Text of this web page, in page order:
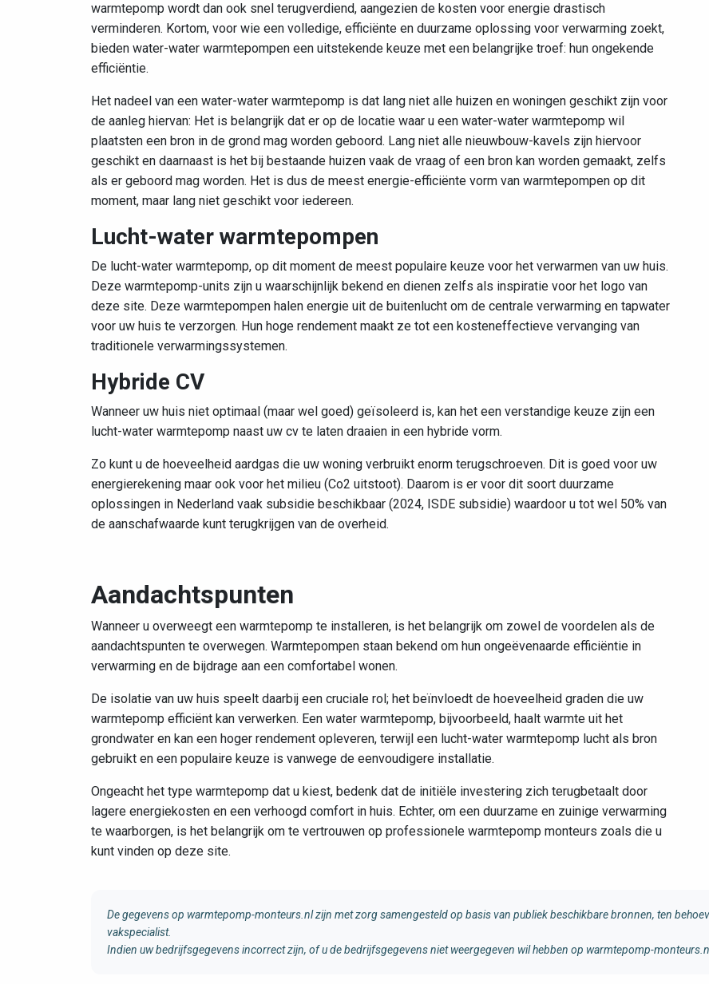
warmtepomp wordt dan ook snel terugverdiend, aangezien de kosten voor energie drastisch
verminderen. Kortom, voor wie een volledige, efficiënte en duurzame oplossing voor verwarming zoekt,
bieden water-water warmtepompen een uitstekende keuze met een belangrijke troef: hun ongekende
efficiëntie.
Het nadeel van een water-water warmtepomp is dat lang niet alle huizen en woningen geschikt zijn voor
de aanleg hiervan: Het is belangrijk dat er op de locatie waar u een water-water warmtepomp wil
plaatsten een bron in de grond mag worden geboord. Lang niet alle nieuwbouw-kavels zijn hiervoor
geschikt en daarnaast is het bij bestaande huizen vaak de vraag of een bron kan worden gemaakt, zelfs
als er geboord mag worden. Het is dus de meest energie-efficiënte vorm van warmtepompen op dit
moment, maar lang niet geschikt voor iedereen.
Lucht-water warmtepompen
De lucht-water warmtepomp, op dit moment de meest populaire keuze voor het verwarmen van uw huis.
Deze warmtepomp-units zijn u waarschijnlijk bekend en dienen zelfs als inspiratie voor het logo van
deze site. Deze warmtepompen halen energie uit de buitenlucht om de centrale verwarming en tapwater
voor uw huis te verzorgen. Hun hoge rendement maakt ze tot een kosteneffectieve vervanging van
traditionele verwarmingssystemen.
Hybride CV
Wanneer uw huis niet optimaal (maar wel goed) geïsoleerd is, kan het een verstandige keuze zijn een
lucht-water warmtepomp naast uw cv te laten draaien in een hybride vorm.
Zo kunt u de hoeveelheid aardgas die uw woning verbruikt enorm terugschroeven. Dit is goed voor uw
energierekening maar ook voor het milieu (Co2 uitstoot). Daarom is er voor dit soort duurzame
oplossingen in Nederland vaak subsidie beschikbaar (2024, ISDE subsidie) waardoor u tot wel 50% van
de aanschafwaarde kunt terugkrijgen van de overheid.
Aandachtspunten
Wanneer u overweegt een warmtepomp te installeren, is het belangrijk om zowel de voordelen als de
aandachtspunten te overwegen. Warmtepompen staan bekend om hun ongeëvenaarde efficiëntie in
verwarming en de bijdrage aan een comfortabel wonen.
De isolatie van uw huis speelt daarbij een cruciale rol; het beïnvloedt de hoeveelheid graden die uw
warmtepomp efficiënt kan verwerken. Een water warmtepomp, bijvoorbeeld, haalt warmte uit het
grondwater en kan een hoger rendement opleveren, terwijl een lucht-water warmtepomp lucht als bron
gebruikt en een populaire keuze is vanwege de eenvoudigere installatie.
Ongeacht het type warmtepomp dat u kiest, bedenk dat de initiële investering zich terugbetaalt door
lagere energiekosten en een verhoogd comfort in huis. Echter, om een duurzame en zuinige verwarming
te waarborgen, is het belangrijk om te vertrouwen op professionele warmtepomp monteurs zoals die u
kunt vinden op deze site.
De gegevens op warmtepomp-monteurs.nl zijn met zorg samengesteld op basis van publiek beschikbare bronnen, ten
vakspecialist.
Indien uw bedrijfsgegevens incorrect zijn, of u de bedrijfsgegevens niet weergegeven wil hebben op warmtepomp-